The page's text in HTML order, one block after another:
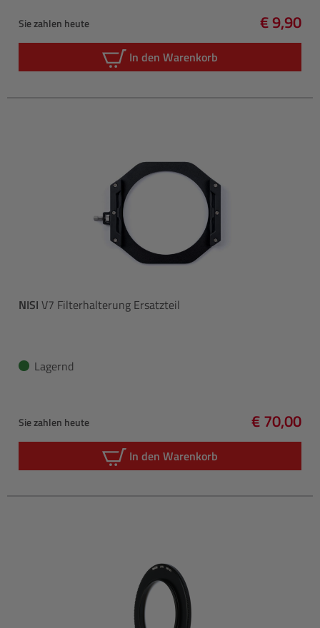
Sie zahlen heute € 9,90
In den Warenkorb
NISI V7 Filterhalterung Ersatzteil
Lagernd
Sie zahlen heute € 70,00
In den Warenkorb